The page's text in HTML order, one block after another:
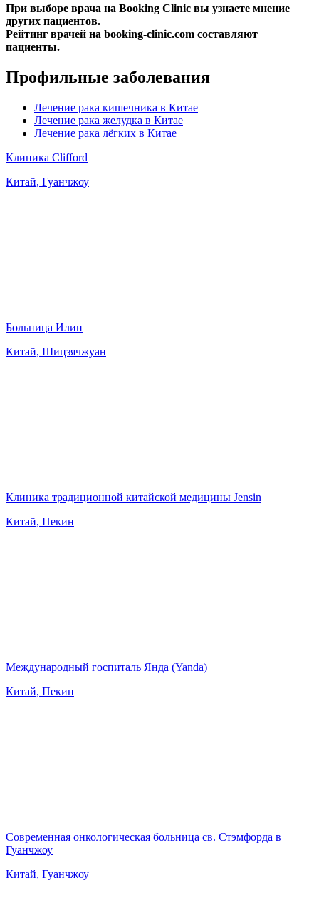
При выборе врача на Booking Clinic вы узнаете мнение
других пациентов.
Рейтинг врачей на booking-clinic.com составляют
пациенты.
Профильные заболевания
Лечение рака кишечника в Китае
Лечение рака желудка в Китае
Лечение рака лёгких в Китае
Клиника Clifford
Китай, Гуанчжоу
Больница Илин
Китай, Шицзячжуан
Клиника традиционной китайской медицины Jensin
Китай, Пекин
Международный госпиталь Янда (Yanda)
Китай, Пекин
Современная онкологическая больница св. Стэмфорда в
Гуанчжоу
Китай, Гуанчжоу